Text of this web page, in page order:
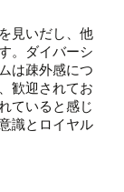
見いだし、他
。ダイバーシ
は疎外感につ
歓迎されてお
ていると感じ
識とロイヤル